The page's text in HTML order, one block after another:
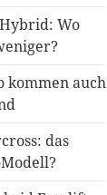
Wo
kommen auch
das